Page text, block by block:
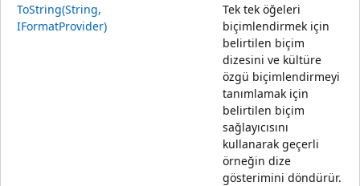
ToString(String,
IFormatProvider)
Tek tek öğeleri
biçimlendirmek için
belirtilen biçim
dizesini ve kültüre
özgü biçimlendirmeyi
tanımlamak için
belirtilen biçim
sağlayıcısını
kullanarak geçerli
örneğin dize
gösterimini döndürür.